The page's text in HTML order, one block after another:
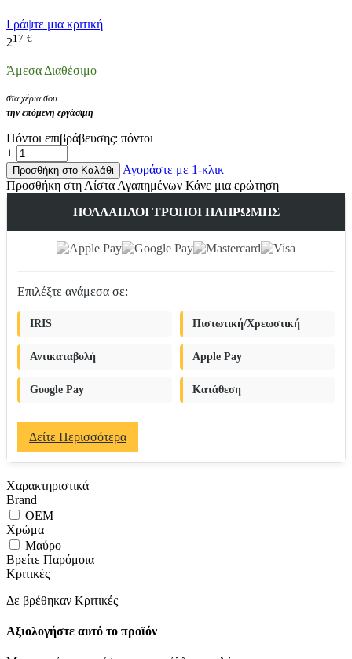
Γράψτε μια κριτική
217 €
Άμεσα Διαθέσιμο
στα χέρια σου
την επόμενη εργάσιμη
Πόντοι επιβράβευσης: πόντοι
+
−
Προσθήκη στο Καλάθι
Αγοράστε με 1-κλικ
Προσθήκη στη Λίστα Αγαπημένων Κάνε μια ερώτηση
ΠΟΛΛΑΠΛΟΊ ΤΡΌΠΟΙ ΠΛΗΡΩΜΉΣ
Επιλέξτε ανάμεσα σε:
IRIS Πιστωτική/Χρεωστική
Αντικαταβολή Apple Pay
Google Pay Κατάθεση
Δείτε Περισσότερα
Χαρακτηριστικά
Brand
OEM
Χρώμα
Μαύρο
Βρείτε Παρόμοια
Κριτικές
Δε βρέθηκαν Κριτικές
Αξιολογήστε αυτό το προϊόν